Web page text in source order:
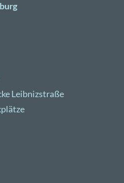
Leibnizstraße